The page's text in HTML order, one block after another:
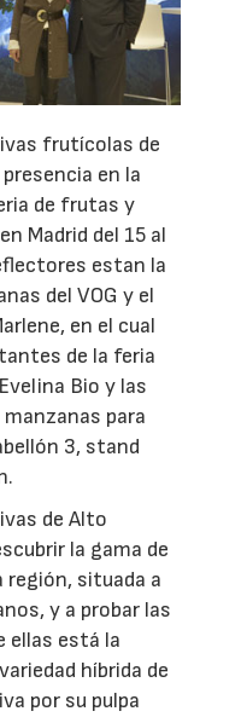
frutícolas de
en la
de frutas y
Madrid del 15 al
estan la
del VOG y el
en el cual
de la feria
Bio y las
para
3, stand
de Alto
la gama de
situada a
y a probar las
ellas está la
híbrida de
por su pulpa